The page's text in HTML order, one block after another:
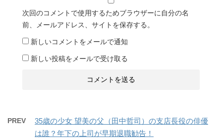
次回のコメントで使用するためブラウザーに自分の名
前、メールアドレス、サイトを保存する。
新しいコメントをメールで通知
新しい投稿をメールで受け取る
PREV
35歳の少女 望美の父（田中哲司）の支店長役の俳優
は誰？年下の上司が早期退職勧告！